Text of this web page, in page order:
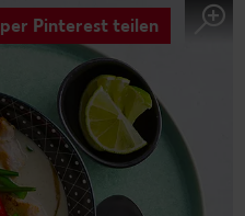
per Pinterest teilen